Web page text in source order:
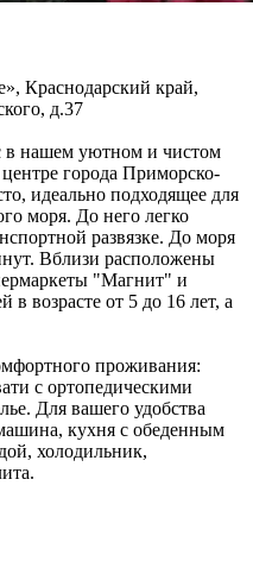
Краснодарский край,
д.37
в нашем уютном и чистом
города Приморско-
идеально подходящее для
моря. До него легко
развязке. До моря
Вблизи расположены
"Магнит" и
в возрасте от 5 до 16 лет, а
проживания:
с ортопедическими
Для вашего удобства
кухня с обеденным
холодильник,